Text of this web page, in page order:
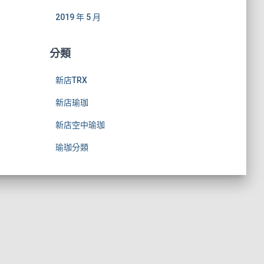
2019 年 5 月
分類
新店TRX
新店瑜珈
新店空中瑜珈
瑜珈分類